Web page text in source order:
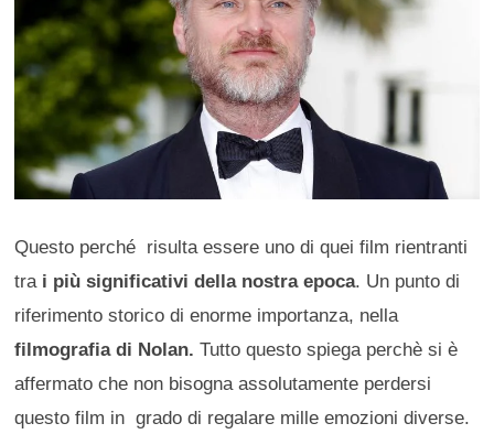
Questo perché risulta essere uno di quei film rientranti
tra i più significativi della nostra epoca. Un punto di
riferimento storico di enorme importanza, nella
filmografia di Nolan.Tutto questo spiega perchè si è
affermato che non bisogna assolutamente perdersi
questo film in grado di regalare mille emozioni diverse.